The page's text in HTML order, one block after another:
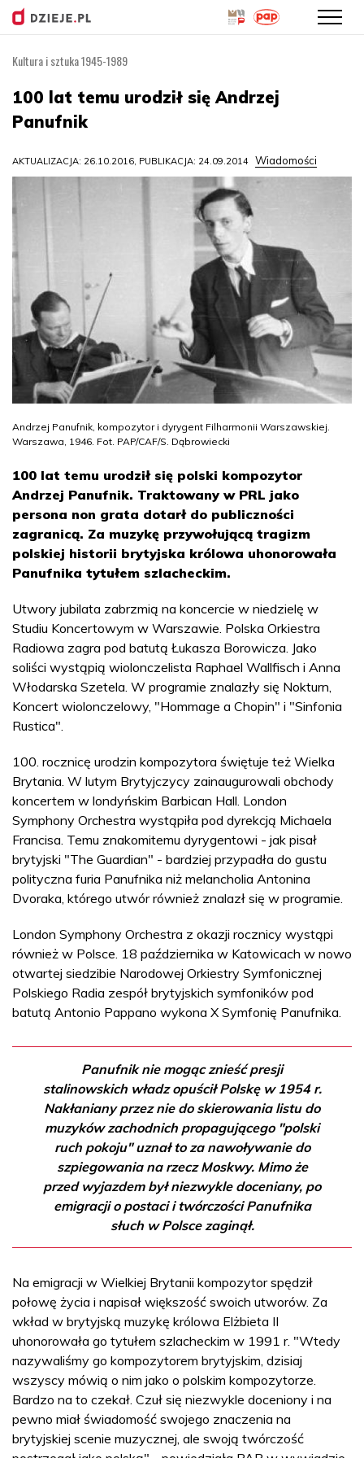
treści
Kultura i sztuka 1945-1989
100 lat temu urodził się Andrzej
Panufnik
AKTUALIZACJA: 26.10.2016, PUBLIKACJA: 24.09.2014 Wiadomości
Andrzej Panufnik, kompozytor i dyrygent Filharmonii Warszawskiej.
Warszawa, 1946. Fot. PAP/CAF/S. Dąbrowiecki
100 lat temu urodził się polski kompozytor
Andrzej Panufnik. Traktowany w PRL jako
persona non grata dotarł do publiczności
zagranicą. Za muzykę przywołującą tragizm
polskiej historii brytyjska królowa uhonorowała
Panufnika tytułem szlacheckim.
Utwory jubilata zabrzmią na koncercie w niedzielę w
Studiu Koncertowym w Warszawie. Polska Orkiestra
Radiowa zagra pod batutą Łukasza Borowicza. Jako
soliści wystąpią wiolonczelista Raphael Wallfisch i Anna
Włodarska Szetela. W programie znalazły się Nokturn,
Koncert wiolonczelowy, "Hommage a Chopin" i "Sinfonia
Rustica".
100. rocznicę urodzin kompozytora świętuje też Wielka
Brytania. W lutym Brytyjczycy zainaugurowali obchody
koncertem w londyńskim Barbican Hall. London
Symphony Orchestra wystąpiła pod dyrekcją Michaela
Francisa. Temu znakomitemu dyrygentowi - jak pisał
brytyjski "The Guardian" - bardziej przypadła do gustu
polityczna furia Panufnika niż melancholia Antonina
Dvoraka, którego utwór również znalazł się w programie.
London Symphony Orchestra z okazji rocznicy wystąpi
również w Polsce. 18 października w Katowicach w nowo
otwartej siedzibie Narodowej Orkiestry Symfonicznej
Polskiego Radia zespół brytyjskich symfoników pod
batutą Antonio Pappano wykona X Symfonię Panufnika.
Panufnik nie mogąc znieść presji
stalinowskich władz opuścił Polskę w 1954 r.
Nakłaniany przez nie do skierowania listu do
muzyków zachodnich propagującego "polski
ruch pokoju" uznał to za nawoływanie do
szpiegowania na rzecz Moskwy. Mimo że
przed wyjazdem był niezwykle doceniany, po
emigracji o postaci i twórczości Panufnika
słuch w Polsce zaginął.
Na emigracji w Wielkiej Brytanii kompozytor spędził
połowę życia i napisał większość swoich utworów. Za
wkład w brytyjską muzykę królowa Elżbieta II
uhonorowała go tytułem szlacheckim w 1991 r. "Wtedy
nazywaliśmy go kompozytorem brytyjskim, dzisiaj
wszyscy mówią o nim jako o polskim kompozytorze.
Bardzo na to czekał. Czuł się niezwykle doceniony i na
pewno miał świadomość swojego znaczenia na
brytyjskiej scenie muzycznej, ale swoją twórczość